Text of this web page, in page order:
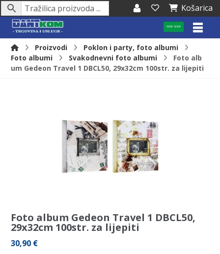
Košarica
WEB SHOP
Proizvodi
Poklon i party, foto albumi
Foto albumi
Svakodnevni foto albumi
Foto alb
um Gedeon Travel 1 DBCL50, 29x32cm 100str. za lijepiti
Foto album Gedeon Travel 1 DBCL50,
29x32cm 100str. za lijepiti
30,90 €